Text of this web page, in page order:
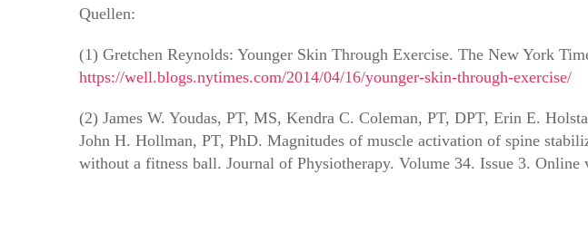
Quellen:
(1) Gretchen Reynolds: Younger Skin Through Exercise. The New York
https://well.blogs.nytimes.com/2014/04/16/younger-skin-through-exercise/
(2) James W. Youdas, PT, MS, Kendra C. Coleman, PT, DPT, Erin E.
John H. Hollman, PT, PhD. Magnitudes of muscle activation of spine
without a fitness ball. Journal of Physiotherapy. Volume 34. Issue 3. Online